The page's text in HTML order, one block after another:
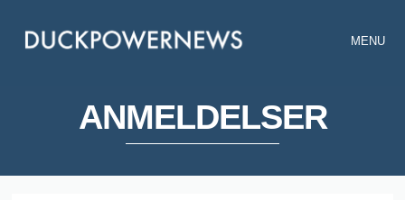
MENU
ANMELDELSER